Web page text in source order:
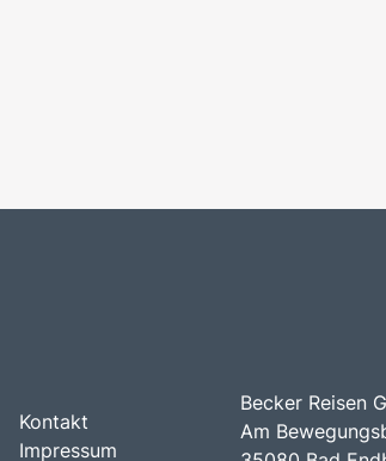
Kontakt
Impressum
Becker Reisen
Am